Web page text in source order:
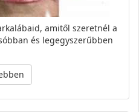
amitől szeretnél a
és legegyszerűbben